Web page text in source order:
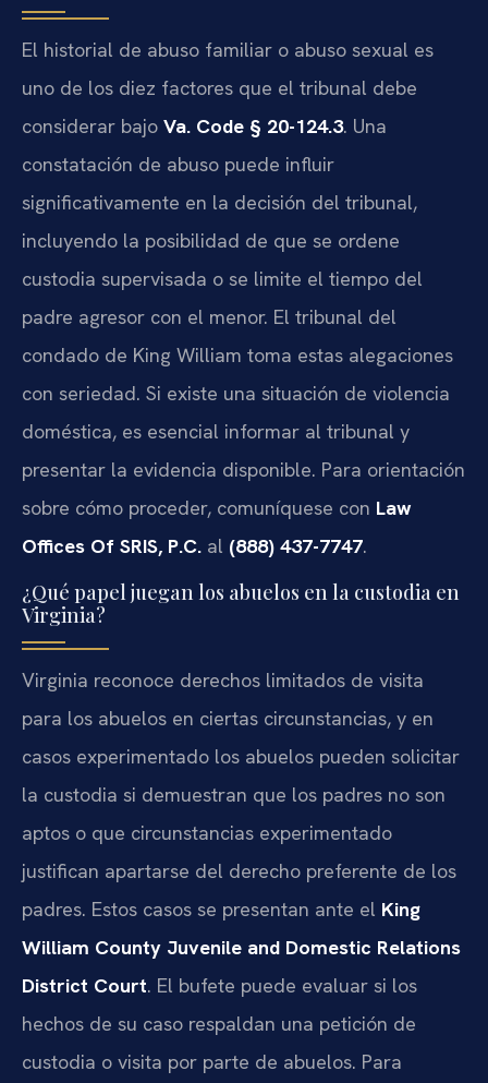
El historial de abuso familiar o abuso sexual es
uno de los diez factores que el tribunal debe
considerar bajo Va. Code § 20-124.3. Una
constatación de abuso puede influir
significativamente en la decisión del tribunal,
incluyendo la posibilidad de que se ordene
custodia supervisada o se limite el tiempo del
padre agresor con el menor. El tribunal del
condado de King William toma estas alegaciones
con seriedad. Si existe una situación de violencia
doméstica, es esencial informar al tribunal y
presentar la evidencia disponible. Para orientación
sobre cómo proceder, comuníquese con Law
Offices Of SRIS, P.C. al (888) 437-7747.
¿Qué papel juegan los abuelos en la custodia en
Virginia?
Virginia reconoce derechos limitados de visita
para los abuelos en ciertas circunstancias, y en
casos experimentado los abuelos pueden solicitar
la custodia si demuestran que los padres no son
aptos o que circunstancias experimentado
justifican apartarse del derecho preferente de los
padres. Estos casos se presentan ante el King
William County Juvenile and Domestic Relations
District Court. El bufete puede evaluar si los
hechos de su caso respaldan una petición de
custodia o visita por parte de abuelos. Para